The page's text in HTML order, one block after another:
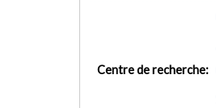
Centre de recherche: